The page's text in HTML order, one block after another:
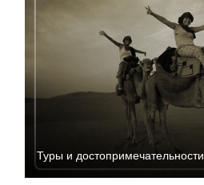
Туры и достопримечательности